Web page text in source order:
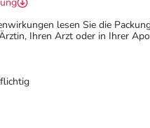
lesen Sie die
Ihren Arzt oder in Ihrer